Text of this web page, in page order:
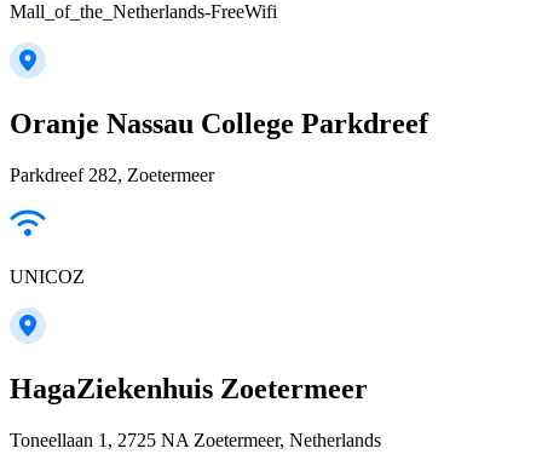
Mall_of_the_Netherlands-FreeWifi
Oranje Nassau College Parkdreef
Parkdreef 282, Zoetermeer
UNICOZ
HagaZiekenhuis Zoetermeer
Toneellaan 1, 2725 NA Zoetermeer, Netherlands